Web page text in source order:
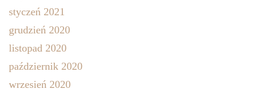
styczeń 2021
grudzień 2020
listopad 2020
październik 2020
wrzesień 2020